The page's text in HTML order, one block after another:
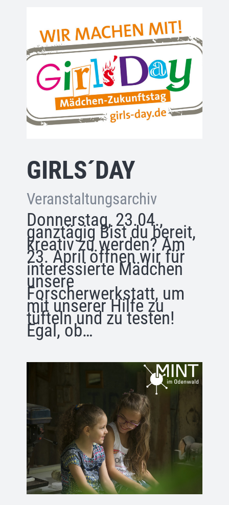
GIRLS´DAY
Veranstaltungsarchiv
Donnerstag, 23.04.,
ganztägig Bist du bereit,
kreativ zu werden? Am
23. April öffnen wir für
interessierte Mädchen
unsere
Forscherwerkstatt, um
mit unserer Hilfe zu
tüfteln und zu testen!
Egal, ob…